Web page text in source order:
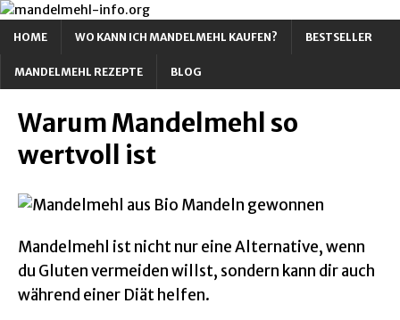
HOME WO KANN ICH MANDELMEHL KAUFEN? BESTSELLER
MANDELMEHL REZEPTE BLOG
Warum Mandelmehl so
wertvoll ist
Mandelmehl ist nicht nur eine Alternative, wenn
du Gluten vermeiden willst, sondern kann dir auch
während einer Diät helfen.